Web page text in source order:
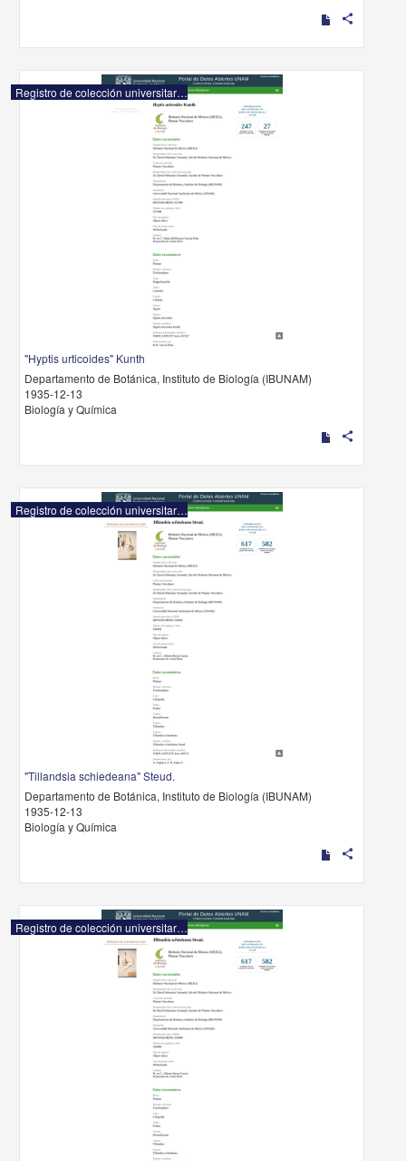
share
Registro de colección universitaria
"Hyptis urticoides" Kunth
Departamento de Botánica, Instituto de Biología (IBUNAM)
1935-12-13
Biología y Química
share
Registro de colección universitaria
"Tillandsia schiedeana" Steud.
Departamento de Botánica, Instituto de Biología (IBUNAM)
1935-12-13
Biología y Química
share
Registro de colección universitaria